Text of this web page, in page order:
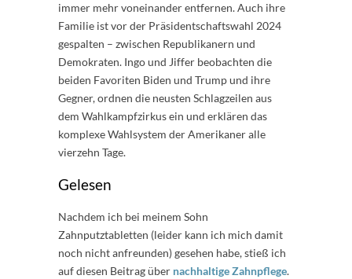
immer mehr voneinander entfernen. Auch ihre
Familie ist vor der Präsidentschaftswahl 2024
gespalten – zwischen Republikanern und
Demokraten. Ingo und Jiffer beobachten die
beiden Favoriten Biden und Trump und ihre
Gegner, ordnen die neusten Schlagzeilen aus
dem Wahlkampfzirkus ein und erklären das
komplexe Wahlsystem der Amerikaner alle
vierzehn Tage.
Gelesen
Nachdem ich bei meinem Sohn
Zahnputztabletten (leider kann ich mich damit
noch nicht anfreunden) gesehen habe, stieß ich
auf diesen Beitrag über nachhaltige Zahnpflege.